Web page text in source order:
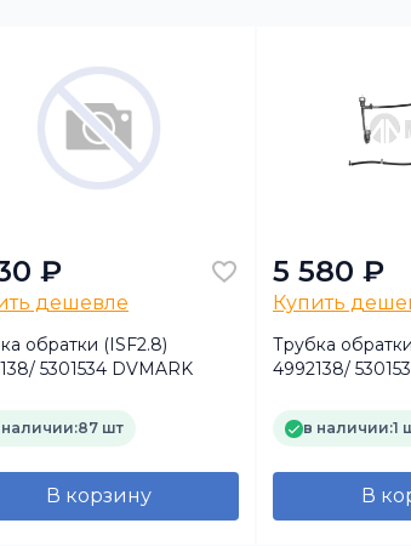
₽
дешевле
обратки (ISF2.8)
5301534 DVMARK
наличии:87 шт
В корзину
5 580 ₽
Купить
Трубка
4992138/
в наличии:1
В